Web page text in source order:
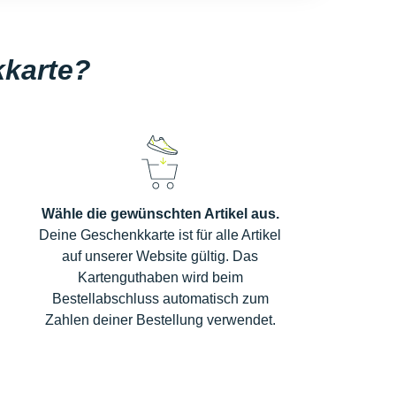
Wähle die gewünschten Artikel aus.
Deine Geschenkkarte ist für alle Artikel
auf unserer Website gültig. Das
Kartenguthaben wird beim
Bestellabschluss automatisch zum
Zahlen deiner Bestellung verwendet.